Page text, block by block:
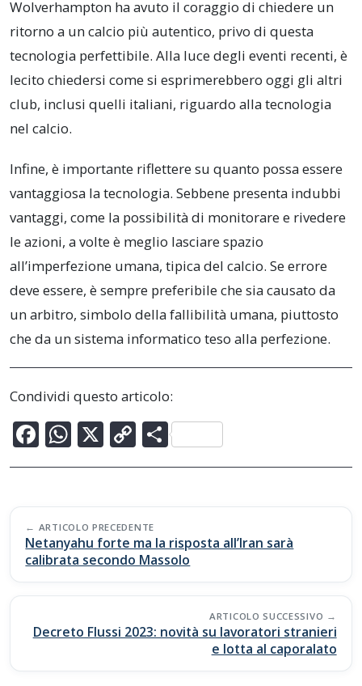
Wolverhampton ha avuto il coraggio di chiedere un
ritorno a un calcio più autentico, privo di questa
tecnologia perfettibile. Alla luce degli eventi recenti, è
lecito chiedersi come si esprimerebbero oggi gli altri
club, inclusi quelli italiani, riguardo alla tecnologia
nel calcio.
Infine, è importante riflettere su quanto possa essere
vantaggiosa la tecnologia. Sebbene presenta indubbi
vantaggi, come la possibilità di monitorare e rivedere
le azioni, a volte è meglio lasciare spazio
all’imperfezione umana, tipica del calcio. Se errore
deve essere, è sempre preferibile che sia causato da
un arbitro, simbolo della fallibilità umana, piuttosto
che da un sistema informatico teso alla perfezione.
Condividi questo articolo:
F
ac
b
o
o
k
W
h
s
A
p
p
X C
o
y
Li
n
k
C
o
di
vi
di
Post
navigation
ARTICOLO PRECEDENTE
Netanyahu forte ma la risposta all’Iran sarà
calibrata secondo Massolo
ARTICOLO SUCCESSIVO
Decreto Flussi 2023: novità su lavoratori stranieri
e lotta al caporalato